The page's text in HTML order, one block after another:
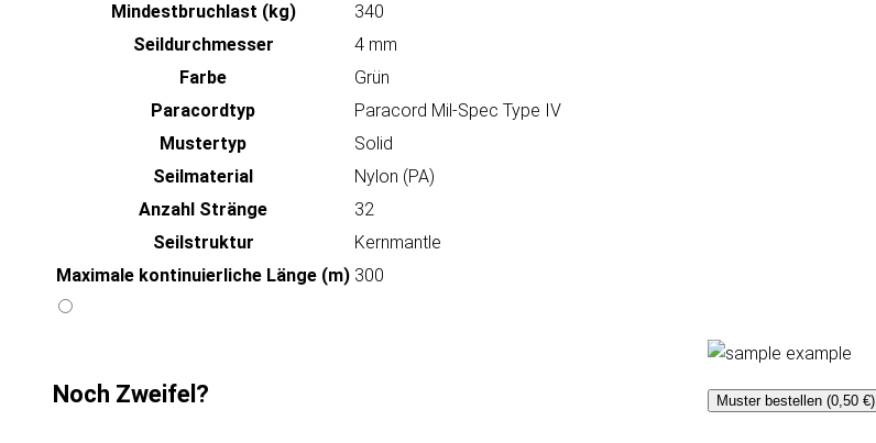
Mindestbruchlast (kg)
340
Seildurchmesser
4 mm
Farbe
Grün
Paracordtyp
Paracord Mil-Spec Type IV
Mustertyp
Solid
Seilmaterial
Nylon (PA)
Anzahl Stränge
32
Seilstruktur
Kernmantle
Maximale kontinuierliche Länge (m) 300
Noch Zweifel? Muster bestellen (0,50 €)